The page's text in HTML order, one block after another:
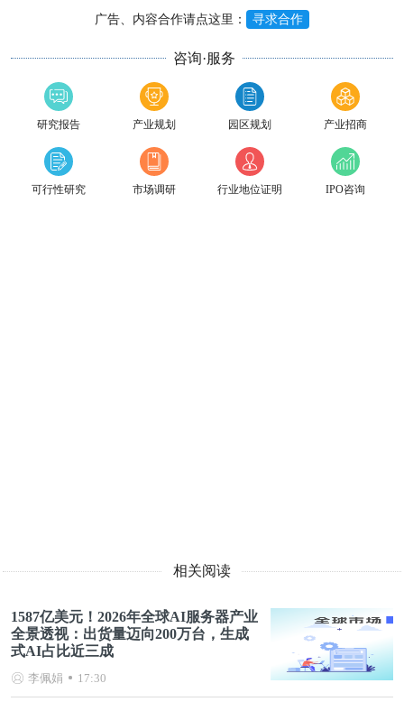
广告、内容合作请点这里： 寻求合作
咨询·服务
研究报告 产业规划 园区规划 产业招商
可行性研究 市场调研 行业地位证明 IPO咨询
相关阅读
1587亿美元！2026年全球AI服务器产业
全景透视：出货量迈向200万台，生成
式AI占比近三成
李佩娟 17:30